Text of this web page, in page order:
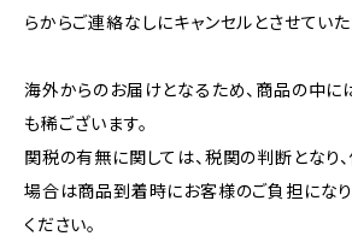
らからご連絡なしにキャンセルとさせてい
海外からのお届けとなるため、商品の中
も稀ございます。
関税の有無に関しては、税関の判断となり
場合は商品到着時にお客様のご負担にな
ください。